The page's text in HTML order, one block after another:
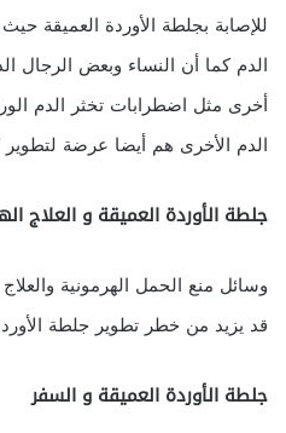
للإصابة بجلطة الأوردة العميقة
الدم كما أن النساء وبعض
أخرى مثل اضطرابات تخثر الدم
الدم الأخرى هم أيضا عرضة لتطوير DVT.
جلطة الأوردة العميقة و العلاج
وسائل منع الحمل الهرمونية
قد يزيد من خطر تطوير جلطة
جلطة الأوردة العميقة و السفر